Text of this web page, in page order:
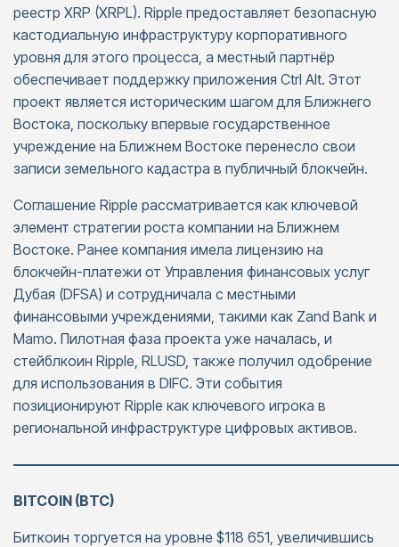
реестр XRP (XRPL). Ripple предоставляет безопасную
кастодиальную инфраструктуру корпоративного
уровня для этого процесса, а местный партнёр
обеспечивает поддержку приложения Ctrl Alt. Этот
проект является историческим шагом для Ближнего
Востока, поскольку впервые государственное
учреждение на Ближнем Востоке перенесло свои
записи земельного кадастра в публичный блокчейн.
Соглашение Ripple рассматривается как ключевой
элемент стратегии роста компании на Ближнем
Востоке. Ранее компания имела лицензию на
блокчейн-платежи от Управления финансовых услуг
Дубая (DFSA) и сотрудничала с местными
финансовыми учреждениями, такими как Zand Bank и
Mamo. Пилотная фаза проекта уже началась, и
стейблкоин Ripple, RLUSD, также получил одобрение
для использования в DIFC. Эти события
позиционируют Ripple как ключевого игрока в
региональной инфраструктуре цифровых активов.
BITCOIN (BTC)
Биткоин торгуется на уровне $118 651, увеличившись